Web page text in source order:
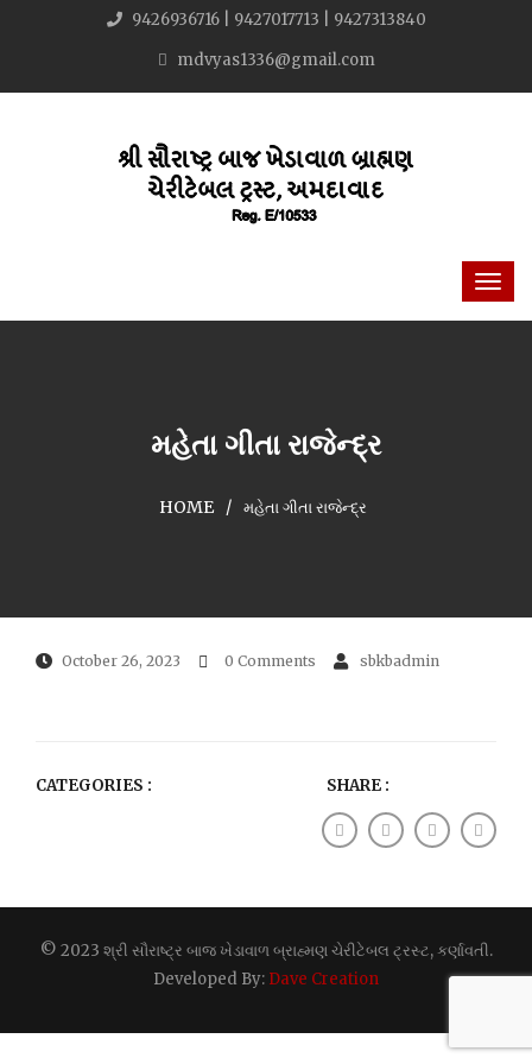
9426936716 | 9427017713 | 9427313840
mdvyas1336@gmail.com
મહેતા ગીતા રાજેન્દ્ર
HOME મહેતા ગીતા રાજેન્દ્ર
October 26, 2023 0 Comments sbkbadmin
CATEGORIES : SHARE :
© 2023 શ્રી સૌરાષ્ટ્ર બાજ ખેડાવાળ બ્રાહ્મણ ચેરીટેબલ ટ્રસ્ટ, કર્ણાવતી.
Developed By: Dave Creation